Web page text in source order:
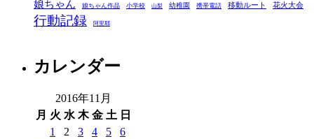
娘ちゃん 娘ちゃん作品 小学校 山梨 幼稚園 携帯電話 移動ルート 花火大会
行動記録 阿里耶
カレンダー
2016年11月
月 火 水 木 金 土 日
1
2 3 4 5
6